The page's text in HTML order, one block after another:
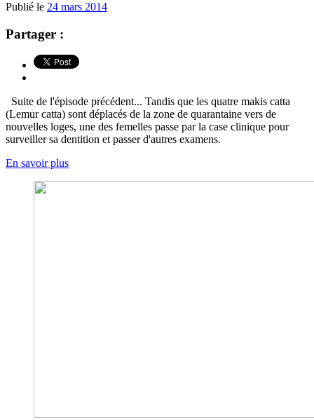
Publié le 24 mars 2014
Partager :
Suite de l'épisode précédent... Tandis que les quatre makis catta
(Lemur catta) sont déplacés de la zone de quarantaine vers de
nouvelles loges, une des femelles passe par la case clinique pour
surveiller sa dentition et passer d'autres examens.
En savoir plus